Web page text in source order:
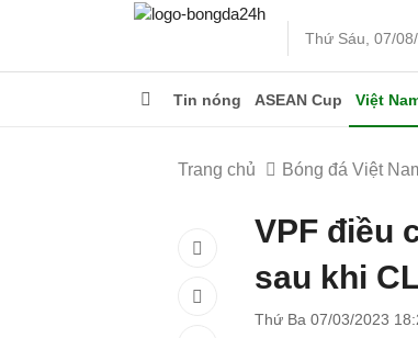
Thứ Sáu, 07/
Tin nóng ASEAN Cup Việt
Trang chủ Bóng đá Việt
VPF điều
sau khi
Thứ Ba 07/03/2023